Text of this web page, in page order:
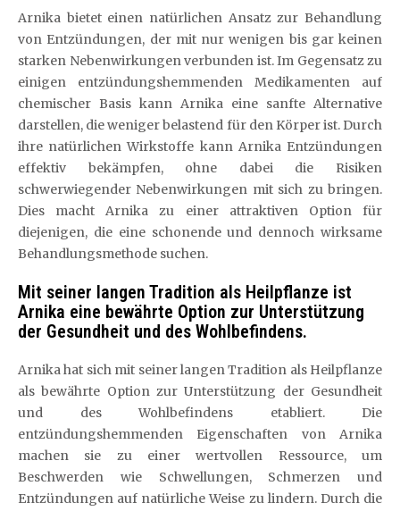
Arnika bietet einen natürlichen Ansatz zur Behandlung
von Entzündungen, der mit nur wenigen bis gar keinen
starken Nebenwirkungen verbunden ist. Im Gegensatz zu
einigen entzündungshemmenden Medikamenten auf
chemischer Basis kann Arnika eine sanfte Alternative
darstellen, die weniger belastend für den Körper ist. Durch
ihre natürlichen Wirkstoffe kann Arnika Entzündungen
effektiv bekämpfen, ohne dabei die Risiken
schwerwiegender Nebenwirkungen mit sich zu bringen.
Dies macht Arnika zu einer attraktiven Option für
diejenigen, die eine schonende und dennoch wirksame
Behandlungsmethode suchen.
Mit seiner langen Tradition als Heilpflanze ist
Arnika eine bewährte Option zur Unterstützung
der Gesundheit und des Wohlbefindens.
Arnika hat sich mit seiner langen Tradition als Heilpflanze
als bewährte Option zur Unterstützung der Gesundheit
und des Wohlbefindens etabliert. Die
entzündungshemmenden Eigenschaften von Arnika
machen sie zu einer wertvollen Ressource, um
Beschwerden wie Schwellungen, Schmerzen und
Entzündungen auf natürliche Weise zu lindern. Durch die